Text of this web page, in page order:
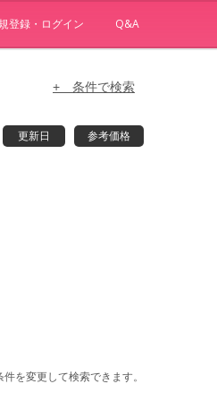
登録・ログイン Q&A
+ 条件で検索
更新日 参考価格
を変更して検索できます。